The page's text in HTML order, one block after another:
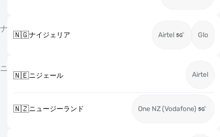
ナ
🇳🇬ナイジェリア Airtel Glo
ニ
🇳🇪ニジェール Airtel
🇳🇿ニュージーランド One NZ (Vodafone)